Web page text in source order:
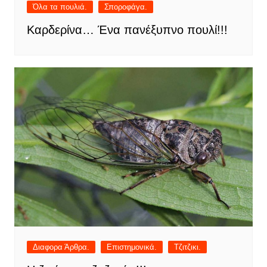
Όλα τα πουλιά. Σποροφάγα.
Καρδερίνα… Ένα πανέξυπνο πουλί!!!
Διαφορα Άρθρα. Επιστημονικά. Τζιτζικι.